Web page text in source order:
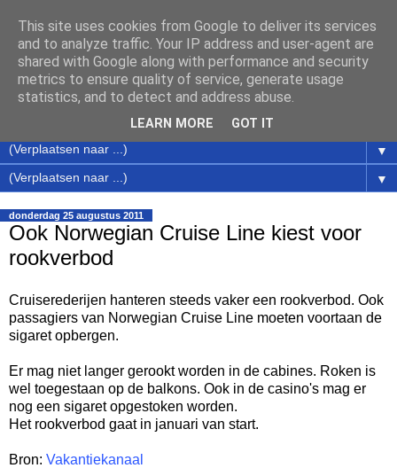
Cruise en Ferry Nieuws
Nieuws over cruises en ferries en acties van de cruise
maatschappijen / rederijen / aanbieders
▼
▼
donderdag 25 augustus 2011
Ook Norwegian Cruise Line kiest voor
rookverbod
Cruiserederijen hanteren steeds vaker een rookverbod. Ook
passagiers van Norwegian Cruise Line moeten voortaan de
sigaret opbergen.
Er mag niet langer gerookt worden in de cabines. Roken is
wel toegestaan op de balkons. Ook in de casino's mag er
nog een sigaret opgestoken worden.
Het rookverbod gaat in januari van start.
Bron: Vakantiekanaal
This site uses cookies from Google to deliver its services
and to analyze traffic. Your IP address and user-agent are
shared with Google along with performance and security
metrics to ensure quality of service, generate usage
statistics, and to detect and address abuse.
LEARN MORE GOT IT